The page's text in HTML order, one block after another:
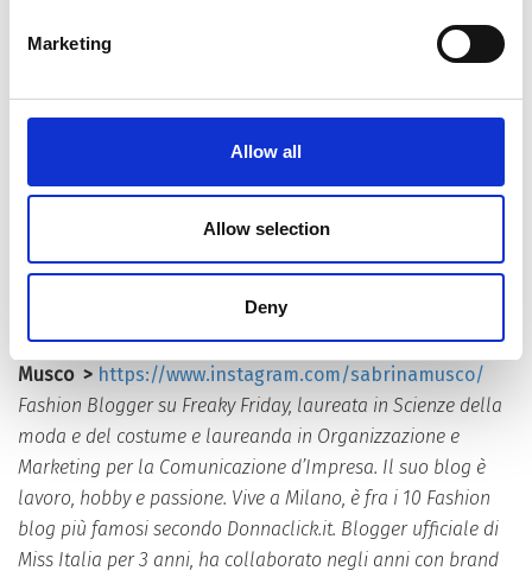
Marketing
Allow all
Allow selection
Deny
Mattia Bonavida
Nato e cresciuto a Riva del Garda è un fotografo di
raccontare storie facendo leva sulle emozioni che i suoi
scatti sono capaci di evocare. Fotografo ufficiale Nikon, ama
i trekking in alta quota dove rimane in solitaria per diverse
ore, a caccia del momento perfetto per lo scatto. Ha un
Sabrina
Musco > https://www.instagram.com/sabrinamusco/
Fashion Blogger su Freaky Friday, laureata in Scienze della
moda e del costume e laureanda in Organizzazione e
Marketing per la Comunicazione d’Impresa. Il suo blog è
lavoro, hobby e passione. Vive a Milano, è fra i 10 Fashion
blog più famosi secondo Donnaclick.it. Blogger ufficiale di
Miss Italia per 3 anni, ha collaborato negli anni con brand